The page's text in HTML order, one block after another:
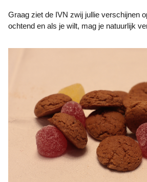
Graag ziet de IVN zwij jullie verschijnen op deze gezellige Sint
ochtend en als je wilt, mag je natuurlijk